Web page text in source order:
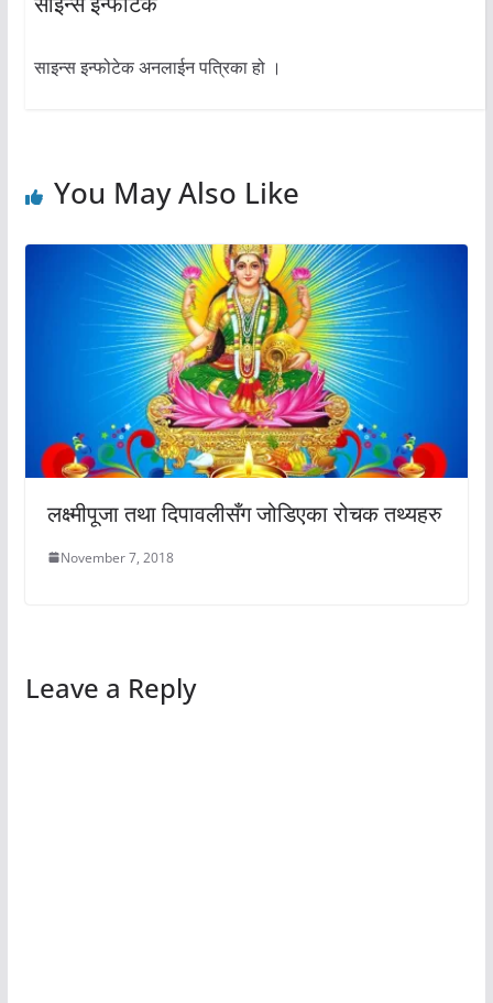
साइन्स इन्फोटेक अनलाईन पत्रिका हो ।
You May Also Like
लक्ष्मीपूजा तथा दिपावलीसँग जोडिएका रोचक तथ्यहरु
November 7, 2018
Leave a Reply